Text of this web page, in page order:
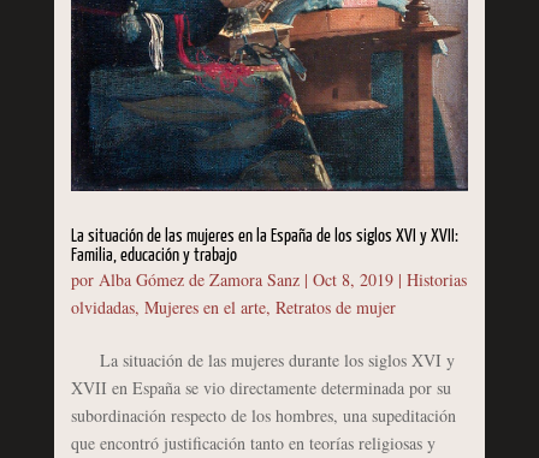
La situación de las mujeres en la España de los siglos XVI y XVII:
Familia, educación y trabajo
por Alba Gómez de Zamora Sanz| Oct 8, 2019| Historias
olvidadas, Mujeres en el arte, Retratos de mujer
La situación de las mujeres durante los siglos XVI y
XVII en España se vio directamente determinada por su
subordinación respecto de los hombres, una supeditación
que encontró justificación tanto en teorías religiosas y